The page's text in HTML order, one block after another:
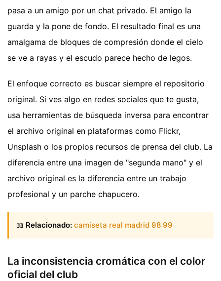
pasa a un amigo por un chat privado. El amigo la
guarda y la pone de fondo. El resultado final es una
amalgama de bloques de compresión donde el cielo
se ve a rayas y el escudo parece hecho de legos.
El enfoque correcto es buscar siempre el repositorio
original. Si ves algo en redes sociales que te gusta,
usa herramientas de búsqueda inversa para encontrar
el archivo original en plataformas como Flickr,
Unsplash o los propios recursos de prensa del club. La
diferencia entre una imagen de "segunda mano" y el
archivo original es la diferencia entre un trabajo
profesional y un parche chapucero.
📖 Relacionado: camiseta real madrid 98 99
La inconsistencia cromática con el color
oficial del club